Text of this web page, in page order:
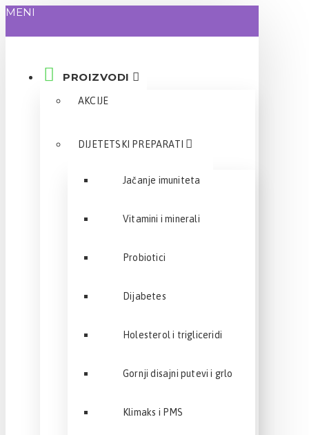
MENI
PROIZVODI
AKCIJE
DIJETETSKI PREPARATI
Jačanje imuniteta
Vitamini i minerali
Probiotici
Dijabetes
Holesterol i trigliceridi
Gornji disajni putevi i grlo
Klimaks i PMS